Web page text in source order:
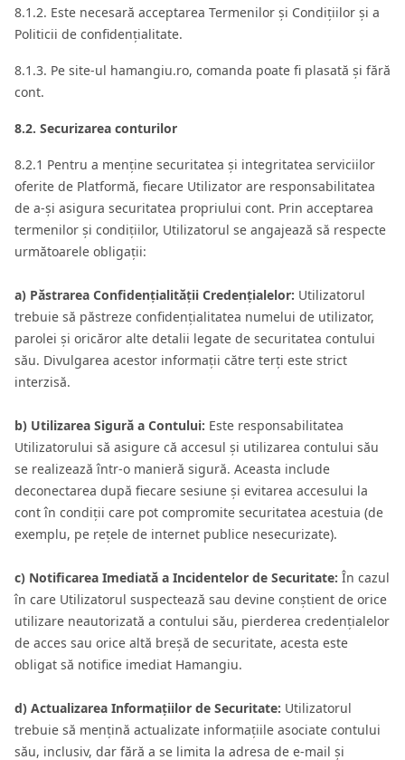
8.1.2. Este necesară acceptarea Termenilor și Condițiilor și a
Politicii de confidențialitate.
8.1.3. Pe site-ul hamangiu.ro, comanda poate fi plasată și fără
cont.
8.2. Securizarea conturilor
8.2.1 Pentru a menține securitatea și integritatea serviciilor
oferite de Platformă, fiecare Utilizator are responsabilitatea
de a-și asigura securitatea propriului cont. Prin acceptarea
termenilor și condițiilor, Utilizatorul se angajează să respecte
următoarele obligații:
a) Păstrarea Confidențialității Credențialelor: Utilizatorul
trebuie să păstreze confidențialitatea numelui de utilizator,
parolei și oricăror alte detalii legate de securitatea contului
său. Divulgarea acestor informații către terți este strict
interzisă.
b) Utilizarea Sigură a Contului: Este responsabilitatea
Utilizatorului să asigure că accesul și utilizarea contului său
se realizează într-o manieră sigură. Aceasta include
deconectarea după fiecare sesiune și evitarea accesului la
cont în condiții care pot compromite securitatea acestuia (de
exemplu, pe rețele de internet publice nesecurizate).
c) Notificarea Imediată a Incidentelor de Securitate: În cazul
în care Utilizatorul suspectează sau devine conștient de orice
utilizare neautorizată a contului său, pierderea credențialelor
de acces sau orice altă breșă de securitate, acesta este
obligat să notifice imediat Hamangiu.
d) Actualizarea Informațiilor de Securitate: Utilizatorul
trebuie să mențină actualizate informațiile asociate contului
său, inclusiv, dar fără a se limita la adresa de e-mail și